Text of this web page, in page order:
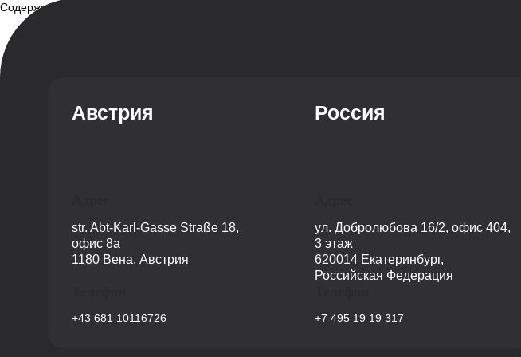
Содержание
Описание
Дисциплины
Содержание программы
Структура программы
Профиль обучения
Австрия
str. Abt-Karl-Gasse Straße 18,
офис 8a
1180 Вена, Австрия
+43 681 10116726
Россия
ул. Добролюбова 16/2, офис 404,
3 этаж
620014 Екатеринбург,
Российская Федерация
+7 495 19 19 317